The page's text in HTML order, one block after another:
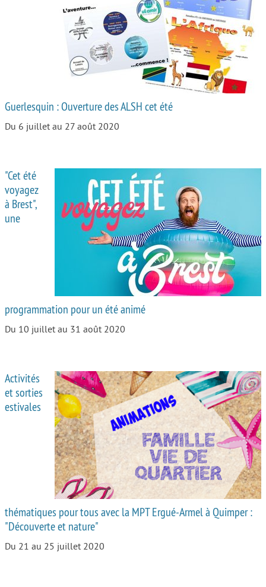
Autour de l’école
Protéger les enfants
Face au handicap
Place aux grands-parents
Guerlesquin : Ouverture des ALSH cet été
Du 6 juillet au 27 août 2020
"Cet été
voyagez
à Brest",
une
programmation pour un été animé
Du 10 juillet au 31 août 2020
Activités
et sorties
estivales
thématiques pour tous avec la MPT Ergué-Armel à Quimper :
"Découverte et nature"
Du 21 au 25 juillet 2020